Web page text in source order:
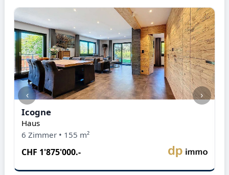
‹
Icogne
Haus
6 Zimmer • 155 m²
CHF 1'875'000.-
›